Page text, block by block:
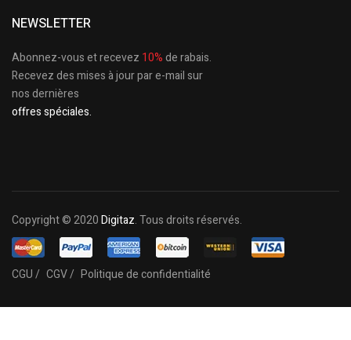
NEWSLETTER
Abonnez-vous et recevez 10%de rabais.
Recevez des mises à jour par e-mail sur
nos dernières
offres spéciales.
Copyright © 2020Digitaz. Tous droits réservés.
CGU / CGV / Politique de confidentialité